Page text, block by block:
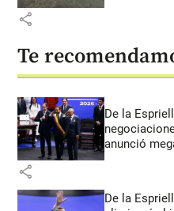
share
Te
De la
anunció
share
De la